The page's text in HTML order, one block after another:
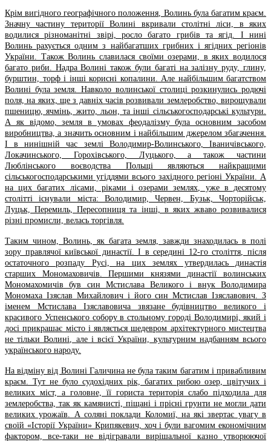
Крім вигідного географічного положення, Волинь була багатим краєм.
Значну частину території Волині вкривали столітні ліси, в яких
водилися різноманітні звірі, росло багато грибів та ягід. І нині
Волинь рахується одним з найбагатших грибних і ягідних регіонів
України. Також Волинь славилася своїми озерами, в яких водилося
багато риби. Надра Волині також були багаті на залізну руду, глину,
бурштин, торф і інші корисні копалини. Але найбільшим багатством
Волині була земля. Навколо волинської столиці розкинулись родючі
поля, на яких, ще з давніх часів розвивали землеробство, вирощували
пшеницю, ячмінь, жито, льон, та інші сільськогосподарські культури.
А як відомо, земля в умовах феодалізму була основним засобом
виробництва, а значить основним і найбільшим джерелом збагачення.
І в нинішній час землі Володимир-Волинського, Іваничівського,
Локачинського, Горохівського, Луцького, а також частини
Люблінського воєводства Польщі являються найкращими
сільськогосподарськими угіддями всього західного регіоні України. А
на цих багатих лісами, ріками і озерами землях, уже в десятому
столітті існували міста: Володимир, Червен, Бузьк, Чорторійськ,
Луцьк, Перемиль, Пересопниця та інші, в яких жваво розвивалися
різні промисли, велась торгівля.
Таким чином, Волинь, як багата земля, завжди знаходилась в полі
зору правлячої київської династії. І в середині 12-го століття, після
остаточного розпаду Русі, на цих землях утвердилась династія
старших Мономаховичів. Першими князями династії волинських
Мономахомичів був син Мстислава Великого і внук Володимира
Мономаха Ізяслав Михайлович і його син Мстислав Ізяславович. З
іменем Мстислава Ізяславовича звязане будівництво великого і
красивого Успенського собору в стольному городі Володимирі, який і
досі прикрашає місто і являється шедевром архітектурного мистецтва
не тільки Волині, але і всієї України, культурним надбанням всього
українського народу.
На відміну від Волині Галичина не була таким багатим і привабливим
краєм. Тут не було судохідних рік, багатих рибою озер, цвітучих і
великих міст, а головне, її гориста територія слабо підходила для
землеробства, так як камянисті, піщані і прісні грунти не могли дати
великих урожаїв. А соляні поклади Коломиї, на які звертає увагу в
своїй «Історії України» Крипякевич, хоч і були вагомим економічним
фактором, все-таки не відігравали вирішальної казно утворюючої